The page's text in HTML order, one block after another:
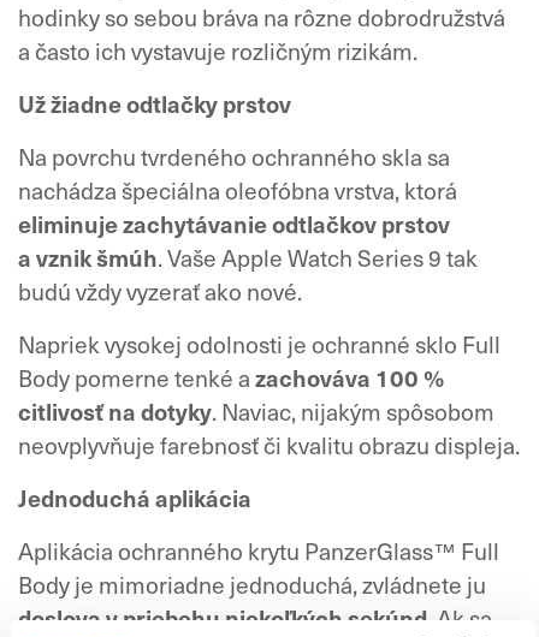
hodinky so sebou bráva na rôzne dobrodružstvá
a často ich vystavuje rozličným rizikám.
Už žiadne odtlačky prstov
Na povrchu tvrdeného ochranného skla sa
nachádza špeciálna oleofóbna vrstva, ktorá
eliminuje zachytávanie odtlačkov prstov
a vznik šmúh. Vaše Apple Watch Series 9 tak
budú vždy vyzerať ako nové.
Napriek vysokej odolnosti je ochranné sklo Full
Body pomerne tenké azachováva 100 %
citlivosť na dotyky. Naviac, nijakým spôsobom
neovplyvňuje farebnosť či kvalitu obrazu displeja.
Jednoduchá aplikácia
Aplikácia ochranného krytu PanzerGlass™ Full
Body je mimoriadne jednoduchá, zvládnete ju
doslova v priebehu niekoľkých sekúnd . Ak sa